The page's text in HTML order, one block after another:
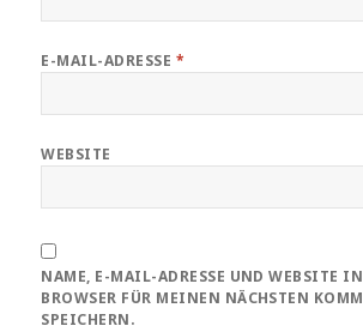
E-MAIL-ADRESSE *
WEBSITE
NAME, E-MAIL-ADRESSE UND WEBSITE
BROWSER FÜR MEINEN NÄCHSTEN
SPEICHERN.